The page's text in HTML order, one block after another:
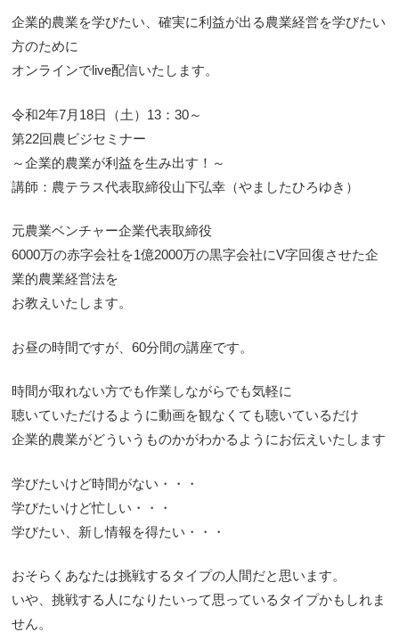
企業的農業を学びたい、確実に利益が出る農業経営を学びたい
方のために
オンラインでlive配信いたします。
令和2年7月18日（土）13：30～
第22回農ビジセミナー
～企業的農業が利益を生み出す！～
講師：農テラス代表取締役山下弘幸（やましたひろゆき）
元農業ベンチャー企業代表取締役
6000万の赤字会社を1億2000万の黒字会社にV字回復させた企
業的農業経営法を
お教えいたします。
お昼の時間ですが、60分間の講座です。
時間が取れない方でも作業しながらでも気軽に
聴いていただけるように動画を観なくても聴いているだけ
企業的農業がどういうものかがわかるようにお伝えいたします
学びたいけど時間がない・・・
学びたいけど忙しい・・・
学びたい、新し情報を得たい・・・
おそらくあなたは挑戦するタイプの人間だと思います。
いや、挑戦する人になりたいって思っているタイプかもしれま
せん。